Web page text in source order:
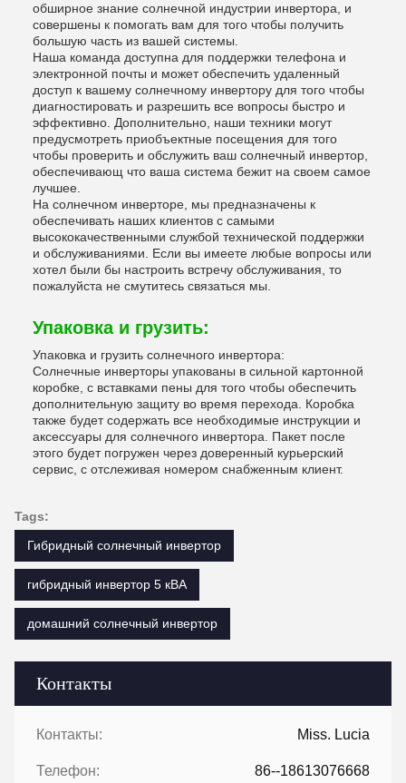
Контакты
Контакты: Miss. Lucia
Телефон: 86--18613076668
обширное знание солнечной индустрии инвертора, и
совершены к помогать вам для того чтобы получить
большую часть из вашей системы.
Наша команда доступна для поддержки телефона и
электронной почты и может обеспечить удаленный
доступ к вашему солнечному инвертору для того чтобы
диагностировать и разрешить все вопросы быстро и
эффективно. Дополнительно, наши техники могут
предусмотреть приобъектные посещения для того
чтобы проверить и обслужить ваш солнечный инвертор,
обеспечивающ что ваша система бежит на своем самое
лучшее.
На солнечном инверторе, мы предназначены к
обеспечивать наших клиентов с самыми
высококачественными службой технической поддержки
и обслуживаниями. Если вы имеете любые вопросы или
хотел были бы настроить встречу обслуживания, то
пожалуйста не смутитесь связаться мы.
Упаковка и грузить:
Упаковка и грузить солнечного инвертора:
Солнечные инверторы упакованы в сильной картонной
коробке, с вставками пены для того чтобы обеспечить
дополнительную защиту во время перехода. Коробка
также будет содержать все необходимые инструкции и
аксессуары для солнечного инвертора. Пакет после
этого будет погружен через доверенный курьерский
сервис, с отслеживая номером снабженным клиент.
Tags:
Гибридный солнечный инвертор
гибридный инвертор 5 кВА
домашний солнечный инвертор